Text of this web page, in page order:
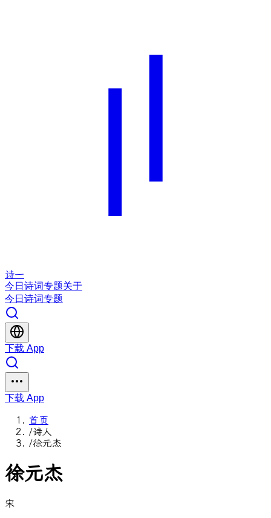
诗一
今日 诗词专题关于
今日 诗词专题
下载 App
下载 App
首页
/诗人
/徐元杰
徐元杰
宋